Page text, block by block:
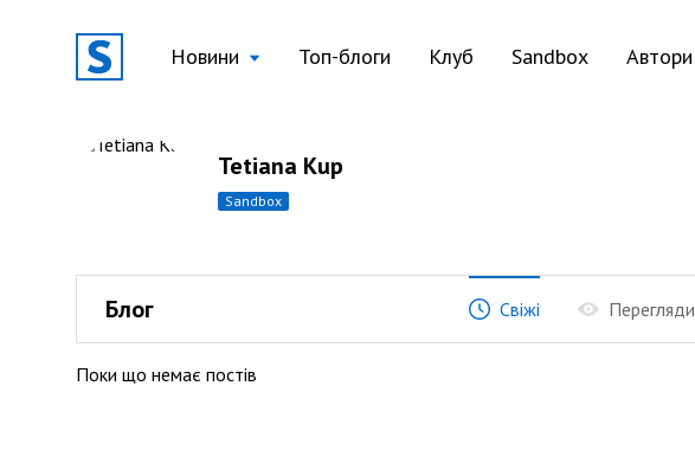
Новини Топ-блоги Клуб Sandbox Автори
Tetiana Kup
sandbox
Блог Свіжі Перегляди
Поки що немає постів